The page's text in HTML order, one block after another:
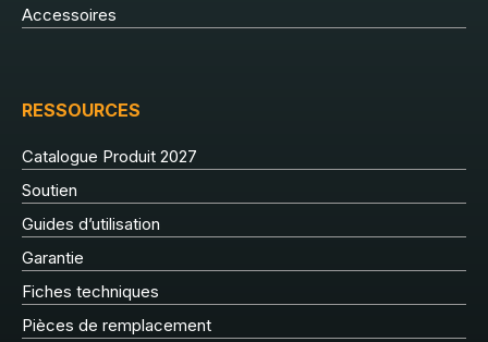
Accessoires
RESSOURCES
Catalogue Produit 2027
Soutien
Guides d’utilisation
Garantie
Fiches techniques
Pièces de remplacement